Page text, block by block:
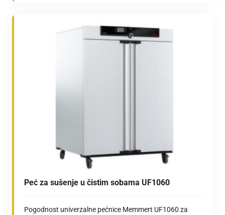
Peć za sušenje u čistim sobama UF1060
Pogodnost univerzalne pećnice Memmert UF1060 za